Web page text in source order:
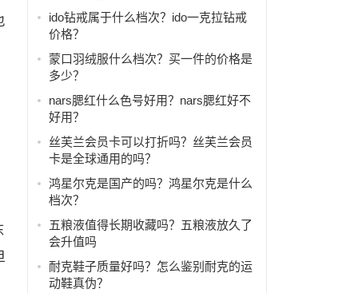
ido钻戒属于什么档次？ido一克拉钻戒
价格？
蒙口羽绒服什么档次？买一件的价格是
多少？
nars腮红什么色号好用？nars腮红好不
好用？
丝芙兰会员卡可以打折吗？丝芙兰会员
卡是全球通用的吗？
鸿星尔克是国产的吗？鸿星尔克是什么
档次？
五粮液值得长期收藏吗？五粮液放久了
会升值吗
耐克鞋子质量好吗？怎么鉴别耐克的运
动鞋真伪？